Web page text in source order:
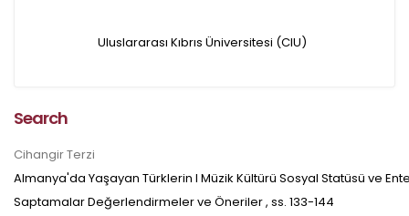
makaleler için yazarlara
APC bilgi mesajı
Uluslararası Kıbrıs Üniversitesi (CIU)
Search
Cihangir Terzi
Almanya'da Yaşayan Türklerin l Müzik Kültürü Sosyal Statüsü ve
Saptamalar Değerlendirmeler ve Öneriler, ss. 133-144